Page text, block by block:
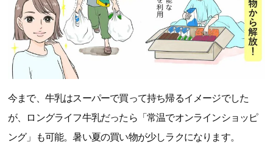
今まで、牛乳はスーパーで買って持ち帰るイメージでした
が、ロングライフ牛乳だったら「常温でオンラインショッピ
ング」も可能。暑い夏の買い物が少しラクになります。